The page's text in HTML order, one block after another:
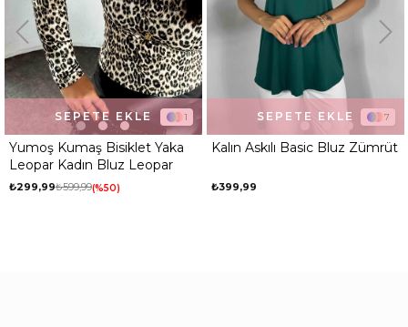
1
Yumoş Kumaş Bisiklet Yaka
Leopar Kadın Bluz Leopar
₺299,99₺599,99 %50
SEPETE EKLE 7
Kalın Askılı Basic Bluz Zümrüt
₺399,99
SEPETE EKLE